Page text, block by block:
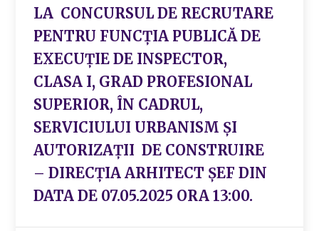
LA CONCURSUL DE RECRUTARE
PENTRU FUNCȚIA PUBLICĂ DE
EXECUȚIE DE INSPECTOR,
CLASA I, GRAD PROFESIONAL
SUPERIOR, ÎN CADRUL,
SERVICIULUI URBANISM ȘI
AUTORIZAȚII DE CONSTRUIRE
– DIRECȚIA ARHITECT ȘEF DIN
DATA DE 07.05.2025 ORA 13:00.